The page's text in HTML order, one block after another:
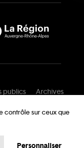
publics
Archives
générales
contrôle sur ceux que
Personnaliser